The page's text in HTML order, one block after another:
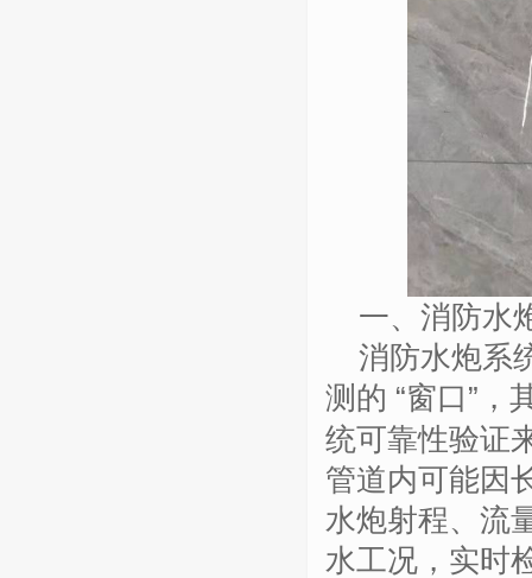
一、消防水
消防水炮系
测的 “窗口”，
统可靠性验证
管道内可能因
水炮射程、流
水工况，实时